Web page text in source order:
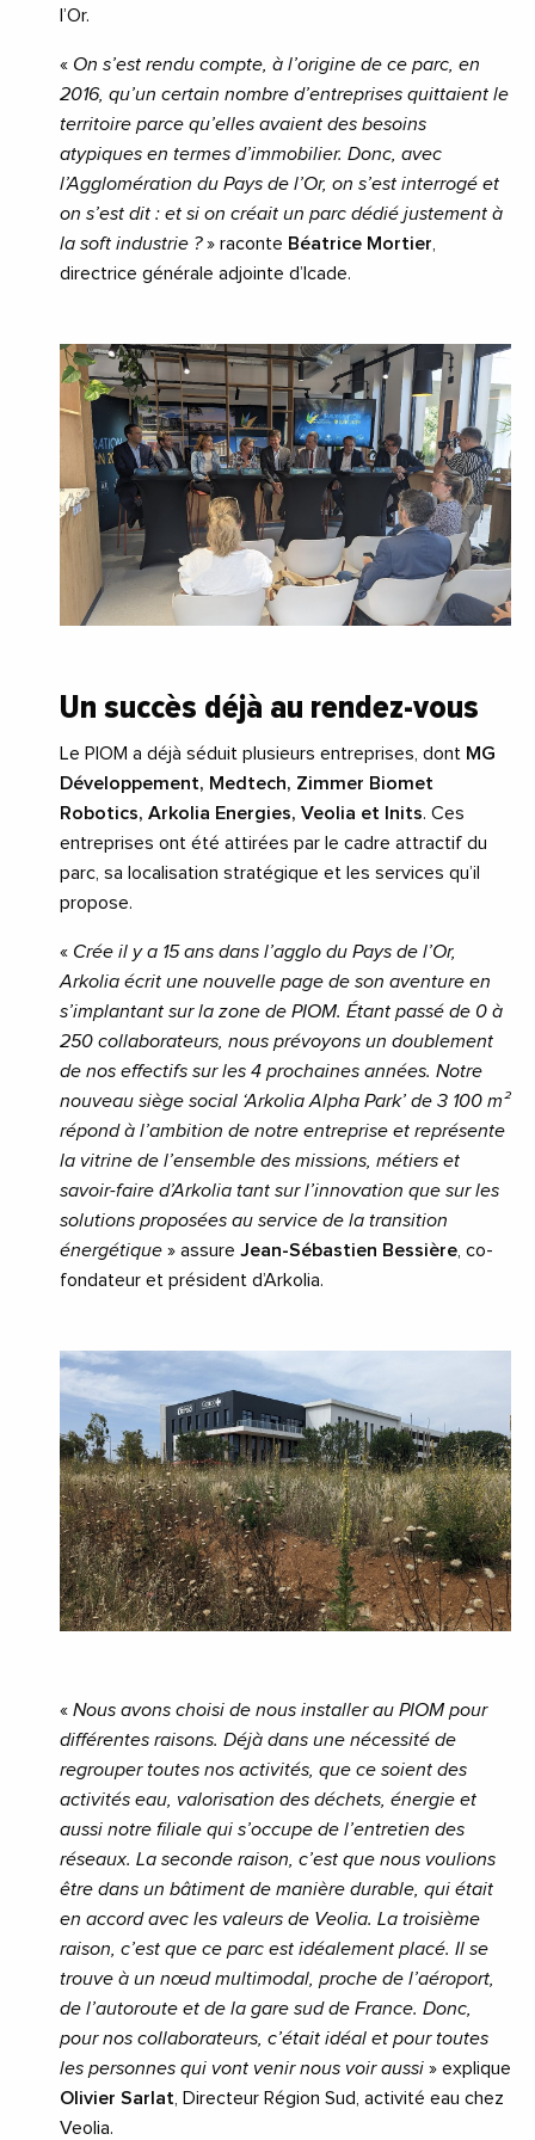
l’Or.
« On s’est rendu compte, à l’origine de ce parc, en
2016, qu’un certain nombre d’entreprises quittaient le
territoire parce qu’elles avaient des besoins
atypiques en termes d’immobilier. Donc, avec
l’Agglomération du Pays de l’Or, on s’est interrogé et
on s’est dit : et si on créait un parc dédié justement à
la soft industrie ?» raconte Béatrice Mortier
directrice générale adjointe d’Icade.
Un succès déjà au rendez-vous
Le PIOM a déjà séduit plusieurs entreprises, dont MG
Développement, Medtech, Zimmer Biomet
Robotics, Arkolia Energies, Veolia et Inits. Ces
entreprises ont été attirées par le cadre attractif du
parc, sa localisation stratégique et les services qu’il
propose.
« Crée il y a 15 ans dans l’agglo du Pays de l’Or,
Arkolia écrit une nouvelle page de son aventure en
s’implantant sur la zone de PIOM. Étant passé de 0 à
250 collaborateurs, nous prévoyons un doublement
de nos effectifs sur les 4 prochaines années. Notre
nouveau siège social ‘Arkolia Alpha Park’ de 3 100 m²
répond à l’ambition de notre entreprise et représente
la vitrine de l’ensemble des missions, métiers et
savoir-faire d’Arkolia tant sur l’innovation que sur les
solutions proposées au service de la transition
énergétique » assure Jean-Sébastien Bessière , co-
fondateur et président d’Arkolia.
« Nous avons choisi de nous installer au PIOM pour
différentes raisons. Déjà dans une nécessité de
regrouper toutes nos activités, que ce soient des
activités eau, valorisation des déchets, énergie et
aussi notre filiale qui s’occupe de l’entretien des
réseaux. La seconde raison, c’est que nous voulions
être dans un bâtiment de manière durable, qui était
en accord avec les valeurs de Veolia. La troisième
raison, c’est que ce parc est idéalement placé. Il se
trouve à un nœud multimodal, proche de l’aéroport,
de l’autoroute et de la gare sud de France. Donc,
pour nos collaborateurs, c’était idéal et pour toutes
les personnes qui vont venir nous voir aussi » explique
Olivier Sarlat , Directeur Région Sud, activité eau chez
Veolia.